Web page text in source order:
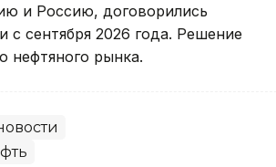
и Россию, договорились
с сентября 2026 года. Решение
нефтяного рынка.